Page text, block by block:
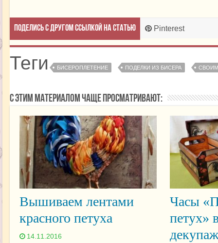
Поделись с другом ссылкой на статью Pinterest
Теги БИСЕРОПЛЕТЕНИЕ ПОДЕЛКИ ИЗ БИСЕРА
С этим материалом чаще просматривают:
Вышиваем лентами
красного петуха
14.11.2016
Часы
петух»